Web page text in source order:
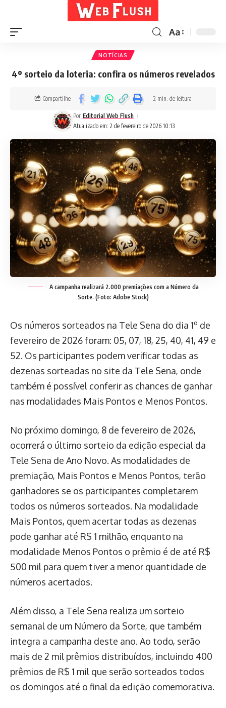
Aa
NOTÍCIAS
4º sorteio da loteria: confira os números revelados
Atualizado em: 2 de fevereiro de 2026 10:13
Por Editorial Web Flush
Compartilhe 2 min. de leitura
A campanha realizará 2.000 premiações com a Número da
Sorte. (Foto: Adobe Stock)
Os números sorteados na Tele Sena do dia 1º de
fevereiro de 2026 foram: 05, 07, 18, 25, 40, 41, 49 e
52. Os participantes podem verificar todas as
dezenas sorteadas no site da Tele Sena, onde
também é possível conferir as chances de ganhar
nas modalidades Mais Pontos e Menos Pontos.
No próximo domingo, 8 de fevereiro de 2026,
ocorrerá o último sorteio da edição especial da
Tele Sena de Ano Novo. As modalidades de
premiação, Mais Pontos e Menos Pontos, terão
ganhadores se os participantes completarem
todos os números sorteados. Na modalidade
Mais Pontos, quem acertar todas as dezenas
pode ganhar até R$ 1 milhão, enquanto na
modalidade Menos Pontos o prêmio é de até R$
500 mil para quem tiver a menor quantidade de
números acertados.
Além disso, a Tele Sena realiza um sorteio
semanal de um Número da Sorte, que também
integra a campanha deste ano. Ao todo, serão
mais de 2 mil prêmios distribuídos, incluindo 400
prêmios de R$ 1 mil que serão sorteados todos
os domingos até o final da edição comemorativa.